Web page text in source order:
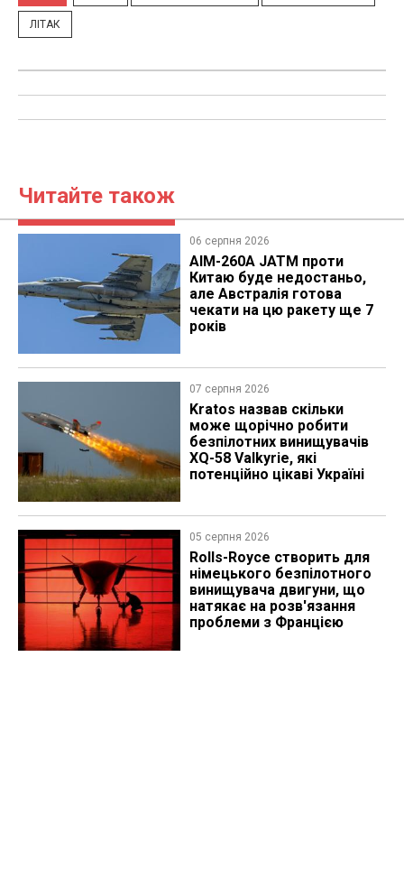
ЛІТАК
Читайте також
06 серпня 2026
AIM-260A JATM проти
Китаю буде недостаньо,
але Австралія готова
чекати на цю ракету ще 7
років
07 серпня 2026
Kratos назвав скільки
може щорічно робити
безпілотних винищувачів
XQ-58 Valkyrie, які
потенційно цікаві Україні
05 серпня 2026
Rolls-Royce створить для
німецького безпілотного
винищувача двигуни, що
натякає на розв'язання
проблеми з Францією